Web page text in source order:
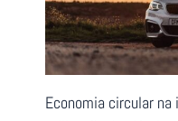
Economia circular